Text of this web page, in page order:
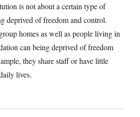
is not about a certain type of
deprived of freedom and control.
homes as well as people living in
can being deprived of freedom
they share staff or have little
lives.